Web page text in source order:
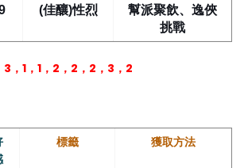
(佳釀)性烈
幫派聚飲、逸俠
挑戰
，1，1，2，2，2，3，2
標籤 獲取方法